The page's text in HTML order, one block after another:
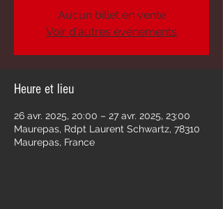
Aucun billet en vente
Voir d'autres événements
Heure et lieu
26 avr. 2025, 20:00 – 27 avr. 2025, 23:00
Maurepas, Rdpt Laurent Schwartz, 78310
Maurepas, France